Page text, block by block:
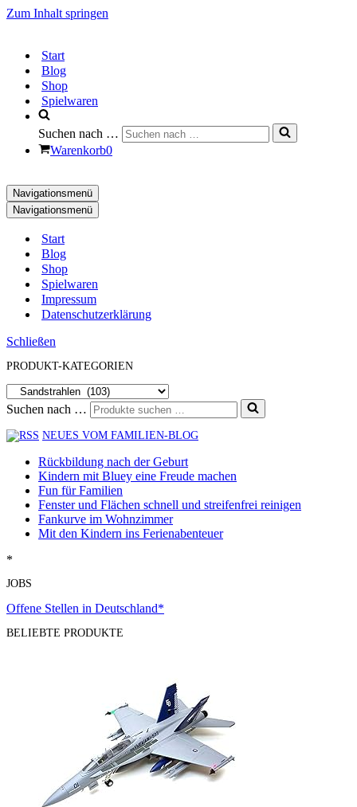
Zum Inhalt springen
Start
Blog
Shop
Spielwaren
Suchen nach …
Warenkorb0
Navigationsmenü
Navigationsmenü
Start
Blog
Shop
Spielwaren
Impressum
Datenschutzerklärung
Schließen
PRODUKT-KATEGORIEN
Suchen nach …
NEUES VOM FAMILIEN-BLOG
Rückbildung nach der Geburt
Kindern mit Bluey eine Freude machen
Fun für Familien
Fenster und Flächen schnell und streifenfrei reinigen
Fankurve im Wohnzimmer
Mit den Kindern ins Ferienabenteuer
*
JOBS
Offene Stellen in Deutschland*
BELIEBTE PRODUKTE